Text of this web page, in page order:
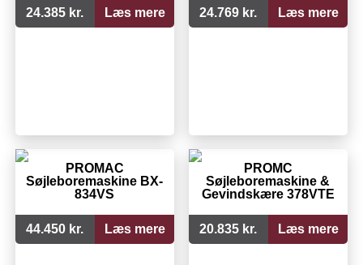
24.385 kr. Læs mere 24.769 kr. Læs mere
PROMAC
Søjleboremaskine BX-
834VS
44.450 kr. Læs mere
PROMC
Søjleboremaskine &
Gevindskære 378VTE
20.835 kr. Læs mere